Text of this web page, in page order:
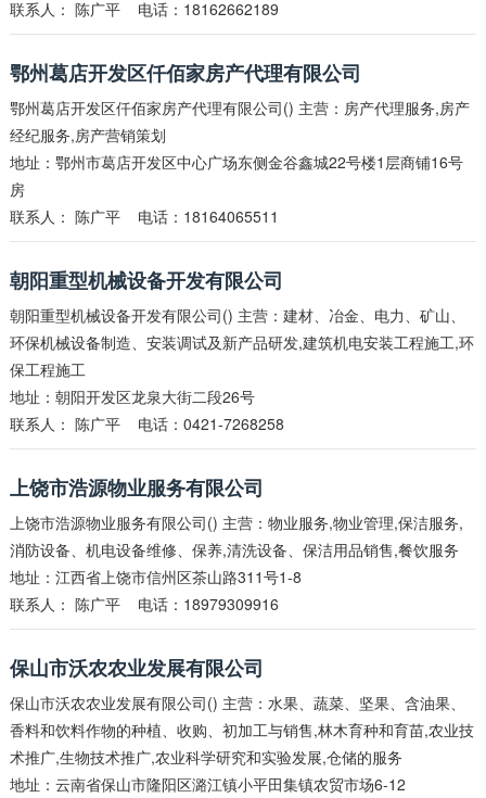
联系人： 陈广平电话：18162662189
鄂州葛店开发区仟佰家房产代理有限公司
鄂州葛店开发区仟佰家房产代理有限公司() 主营：房产代理服务,房产
经纪服务,房产营销策划
地址：鄂州市葛店开发区中心广场东侧金谷鑫城22号楼1层商铺16号
房
联系人： 陈广平电话：18164065511
朝阳重型机械设备开发有限公司
朝阳重型机械设备开发有限公司() 主营：建材、冶金、电力、矿山、
环保机械设备制造、安装调试及新产品研发,建筑机电安装工程施工,环
保工程施工
地址：朝阳开发区龙泉大街二段26号
联系人： 陈广平电话：0421-7268258
上饶市浩源物业服务有限公司
上饶市浩源物业服务有限公司() 主营：物业服务,物业管理,保洁服务,
消防设备、机电设备维修、保养,清洗设备、保洁用品销售,餐饮服务
地址：江西省上饶市信州区茶山路311号1-8
联系人： 陈广平电话：18979309916
保山市沃农农业发展有限公司
保山市沃农农业发展有限公司() 主营：水果、蔬菜、坚果、含油果、
香料和饮料作物的种植、收购、初加工与销售,林木育种和育苗,农业技
术推广,生物技术推广,农业科学研究和实验发展,仓储的服务
地址：云南省保山市隆阳区潞江镇小平田集镇农贸市场6-12